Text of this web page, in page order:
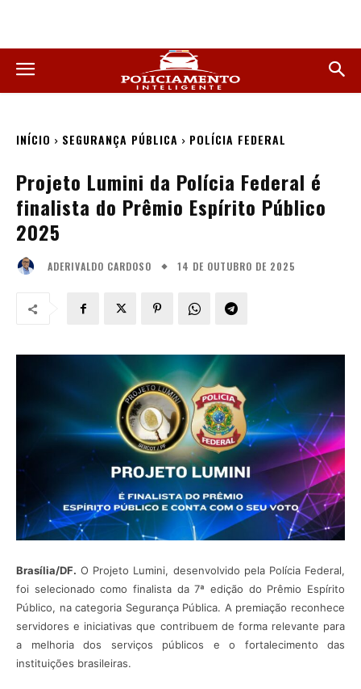
INÍCIO SEGURANÇA PÚBLICA POLÍCIA FEDERAL
Projeto Lumini da Polícia Federal é
finalista do Prêmio Espírito Público
2025
ADERIVALDO CARDOSO 14 DE OUTUBRO DE 2025
Brasília/DF. O Projeto Lumini, desenvolvido pela Polícia Federal,
foi selecionado como finalista da 7ª edição do Prêmio Espírito
Público, na categoria Segurança Pública. A premiação reconhece
servidores e iniciativas que contribuem de forma relevante para
a melhoria dos serviços públicos e o fortalecimento das
instituições brasileiras.